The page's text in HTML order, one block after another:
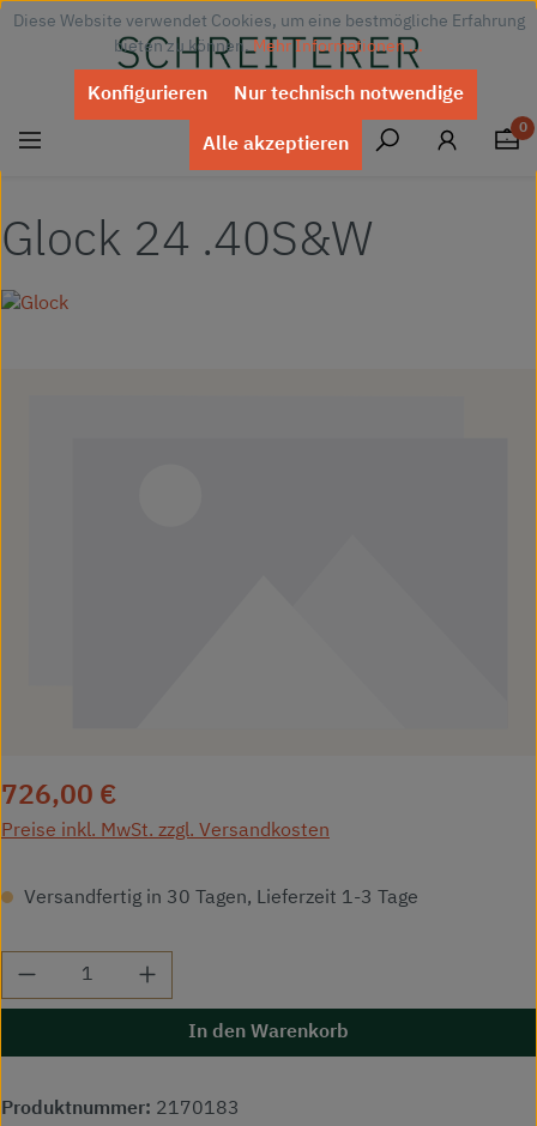
Zum Hauptinhalt springen
0
Glock 24 .40S&W
Regulärer Preis:
726,00 €
Preise inkl. MwSt. zzgl. Versandkosten
Versandfertig in 30 Tagen, Lieferzeit 1-3 Tage
Produkt Anzahl: Gib den gewünschten
In den Warenkorb
Produktnummer: 2170183
Diese Website verwendet Cookies, um eine bestmögliche Erfahrung
bieten zu können.Mehr Informationen ...
Nur technisch notwendige
Konfigurieren
Alle akzeptieren